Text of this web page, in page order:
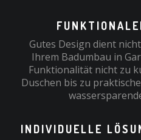
Gutes Design dient
Ihrem Badumbau in
Funktionalität nicht zu
Duschen bis zu
INDIVIDUELLE